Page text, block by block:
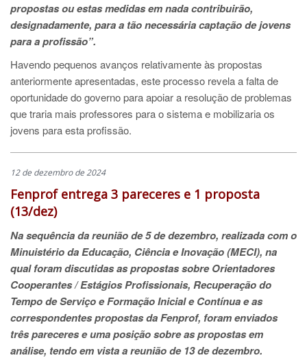
propostas ou estas medidas em nada contribuirão,
designadamente, para a tão necessária captação de jovens
para a profissão”.
Havendo pequenos avanços relativamente às propostas
anteriormente apresentadas, este processo revela a falta de
oportunidade do governo para apoiar a resolução de problemas
que traria mais professores para o sistema e mobilizaria os
jovens para esta profissão.
12 de dezembro de 2024
Fenprof entrega 3 pareceres e 1 proposta
(13/dez)
Na sequência da reunião de 5 de dezembro, realizada com o
Minuistério da Educação, Ciência e Inovação (MECI), na
qual foram discutidas as propostas sobre Orientadores
Cooperantes / Estágios Profissionais, Recuperação do
Tempo de Serviço e Formação Inicial e Contínua e as
correspondentes propostas da Fenprof, foram enviados
três pareceres e uma posição sobre as propostas em
análise, tendo em vista a reunião de 13 de dezembro.